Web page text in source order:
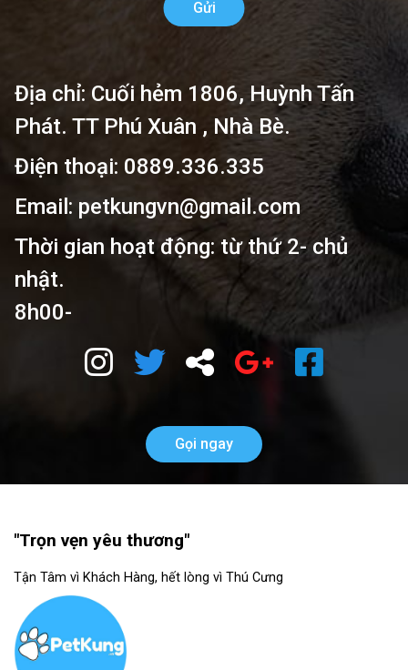
Địa chỉ: Cuối hẻm 1806, Huỳnh Tấn
Phát. TT Phú Xuân , Nhà Bè.
Điện thoại: 0889.336.335
Email: petkungvn@gmail.com
Thời gian hoạt động: từ thứ 2- chủ
nhật.
8h00-
Gọi ngay
Gửi
"Trọn vẹn yêu thương"
Tận Tâm vì Khách Hàng, hết lòng vì Thú Cưng